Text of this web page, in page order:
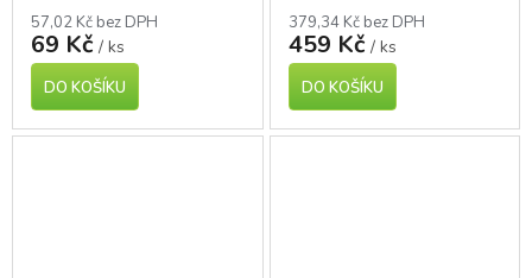
57,02 Kč bez DPH
69 Kč / ks
DO KOŠÍKU
379,34 Kč bez DPH
459 Kč / ks
DO KOŠÍKU